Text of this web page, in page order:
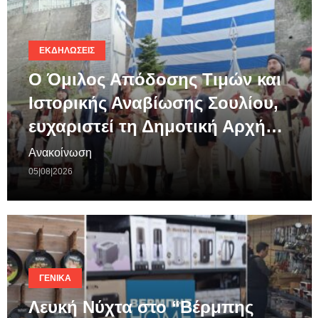
ΕΚΔΗΛΏΣΕΙΣ
Ο Όμιλος Απόδοσης Τιμών και
Ιστορικής Αναβίωσης Σουλίου,
ευχαριστεί τη Δημοτική Αρχή…
Ανακοίνωση
05|08|2026
ΓΕΝΙΚΆ
Λευκή Νύχτα στο “Βέρμπης